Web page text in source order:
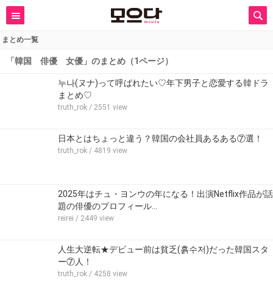
まとめ一覧
「韓国 俳優 女優」のまとめ（1ページ）
누나(ヌナ)って呼ばれたい♡年下男子と恋愛する韓ドラ
まとめ♡
truth_rok / 2551 view
日本とはちょっと違う？韓国の会社員あるある⑦選！
truth_rok / 4819 view
2025年はチュ・ヨンウの年になる！出演Netflix作品が話
題の俳優のプロフィール…
reirei / 2449 view
人生大逆転★デビュー前は貧乏(흙수저)だった韓国スタ
ー⑦人！
truth_rok / 4258 view